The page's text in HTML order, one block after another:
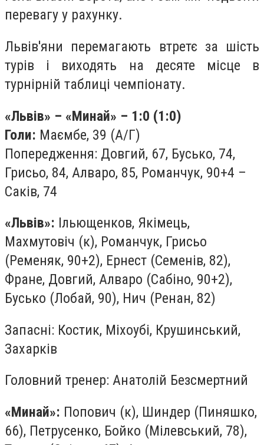
перевагу у рахунку.
Львів'яни перемагають втретє за шість
турів і виходять на десяте місце в
турнірній таблиці чемпіонату.
«Львів» – «Минай» – 1:0 (1:0)
Голи: Маємбе, 39 (А/Г)
Попередження: Довгий, 67, Бусько, 74,
Грисьо, 84, Алваро, 85, Романчук, 90+4 –
Саків, 74
«Львів»: Ільющенков, Якімець,
Махмутовіч (к), Романчук, Грисьо
(Ременяк, 90+2), Ернест (Семенів, 82),
Фране, Довгий, Алваро (Сабіно, 90+2),
Бусько (Лобай, 90), Нич (Ренан, 82)
Запасні: Костик, Міхоубі, Крушинський,
Захарків
Головний тренер: Анатолій Безсмертний
«Минай»: Попович (к), Шиндер (Пиняшко,
66), Петрусенко, Бойко (Мілевський, 78),